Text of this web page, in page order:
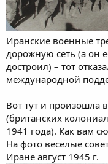
Иранские военные
дорожную сеть (а он
достроил) – тот
международной
Вот тут и произошла
(британских
1941 года). Как вам
На фото весёлые
Иране август 1945 г.